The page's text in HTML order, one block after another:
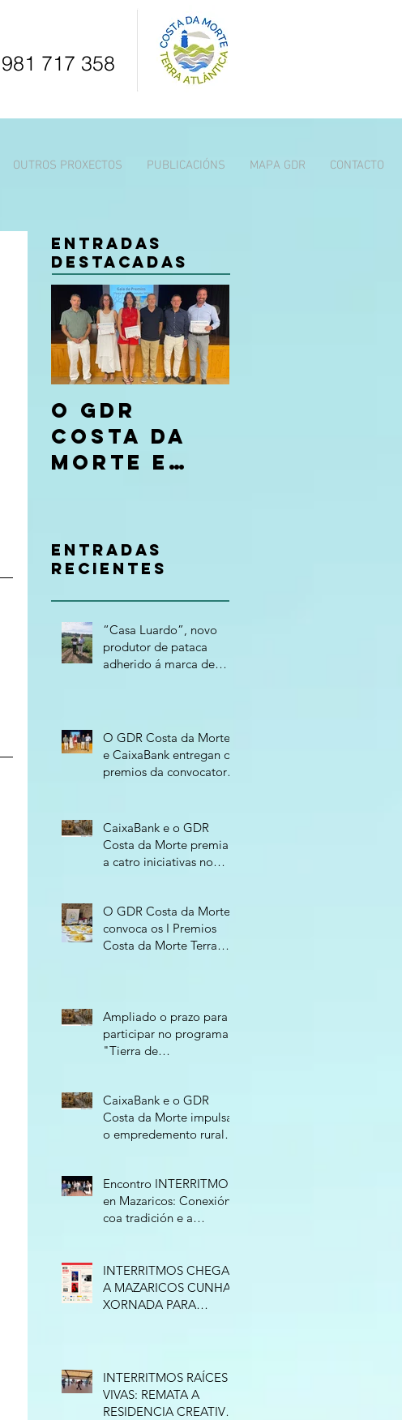
981 717 358
OUTROS PROXECTOS PUBLICACIÓNS MAPA GDR CONTACTO
Entradas
destacadas
O GDR
Costa da
Morte e
os premios
da
ria “Tierra
de
Oportunida
Entradas
recientes
“Casa Luardo”, novo
produtor de pataca
adherido á marca de
O GDR Costa da Morte
e CaixaBank entregan os
premios da convocatoria
CaixaBank e o GDR
Costa da Morte premian
a catro iniciativas no
O GDR Costa da Morte
convoca os I Premios
Costa da Morte Terra
Ampliado o prazo para
participar no programa
"Tierra de
CaixaBank e o GDR
Costa da Morte impulsan
o empredemento rural
Oportunidades”
Encontro INTERRITMOS
en Mazaricos: Conexión
coa tradición e a
INTERRITMOS CHEGA
A MAZARICOS CUNHA
XORNADA PARA
INTERRITMOS RAÍCES
VIVAS: REMATA A
RESIDENCIA CREATIVA